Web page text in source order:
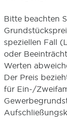
Bitte beachten
speziellen Fall
oder
Werten
Der Preis
für Ein-/